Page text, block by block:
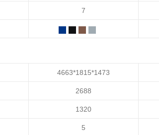
7
4663*1815*1473
2688
1320
5